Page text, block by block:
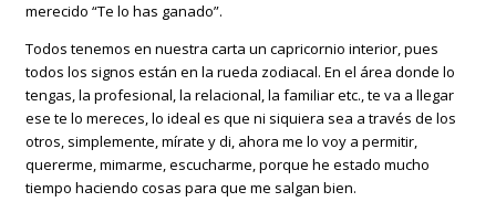
merecido “Te lo has ganado”.
Todos tenemos en nuestra carta un capricornio interior, pues
todos los signos están en la rueda zodiacal. En el área donde lo
tengas, la profesional, la relacional, la familiar etc., te va a llegar
ese te lo mereces, lo ideal es que ni siquiera sea a través de los
otros, simplemente, mírate y di, ahora me lo voy a permitir,
quererme, mimarme, escucharme, porque he estado mucho
tiempo haciendo cosas para que me salgan bien.